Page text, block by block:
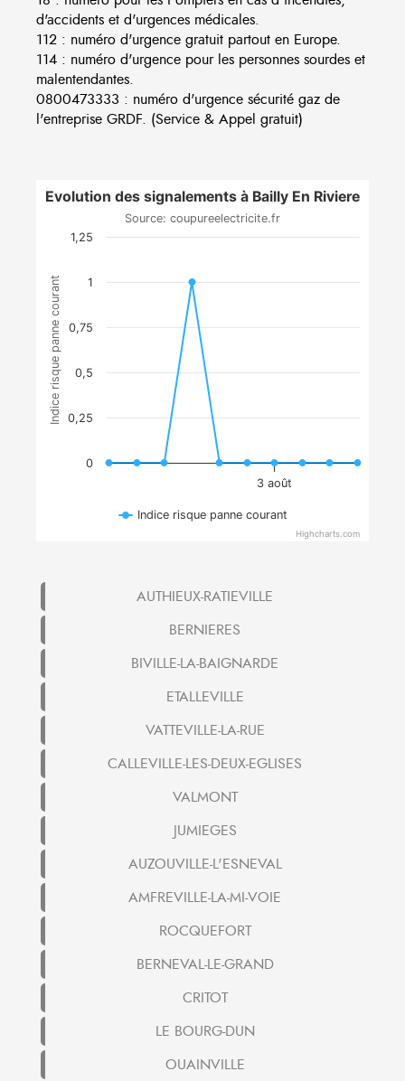
d'accidents et d'urgences médicales.
112 : numéro d'urgence gratuit partout en Europe.
114 : numéro d'urgence pour les personnes sourdes et
malentendantes.
0800473333 : numéro d'urgence sécurité gaz de
l'entreprise GRDF. (Service & Appel gratuit)
Indice risque panne courant
Evolution des signalements à Bailly En Riviere
Source: coupureelectricite.fr
3 août
0
0,25
0,5
0,75
1
1,25
Indice risque panne courant
Highcharts.com
AUTHIEUX-RATIEVILLE
BERNIERES
BIVILLE-LA-BAIGNARDE
ETALLEVILLE
VATTEVILLE-LA-RUE
CALLEVILLE-LES-DEUX-EGLISES
VALMONT
JUMIEGES
AUZOUVILLE-L'ESNEVAL
AMFREVILLE-LA-MI-VOIE
ROCQUEFORT
BERNEVAL-LE-GRAND
CRITOT
LE BOURG-DUN
OUAINVILLE